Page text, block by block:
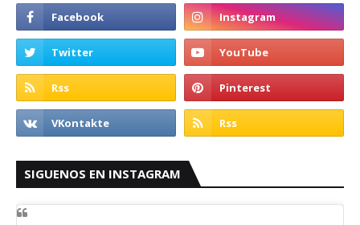
SIGUENOS EN INSTAGRAM